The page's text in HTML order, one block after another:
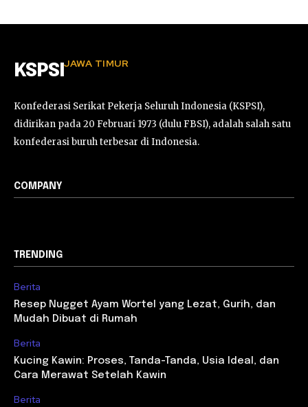
KSPSI JAWA TIMUR
Konfederasi Serikat Pekerja Seluruh Indonesia (KSPSI),
didirikan pada 20 Februari 1973 (dulu FBSI), adalah salah satu
konfederasi buruh terbesar di Indonesia.
COMPANY
TRENDING
Berita
Resep Nugget Ayam Wortel yang Lezat, Gurih, dan
Mudah Dibuat di Rumah
Berita
Kucing Kawin: Proses, Tanda-Tanda, Usia Ideal, dan
Cara Merawat Setelah Kawin
Berita